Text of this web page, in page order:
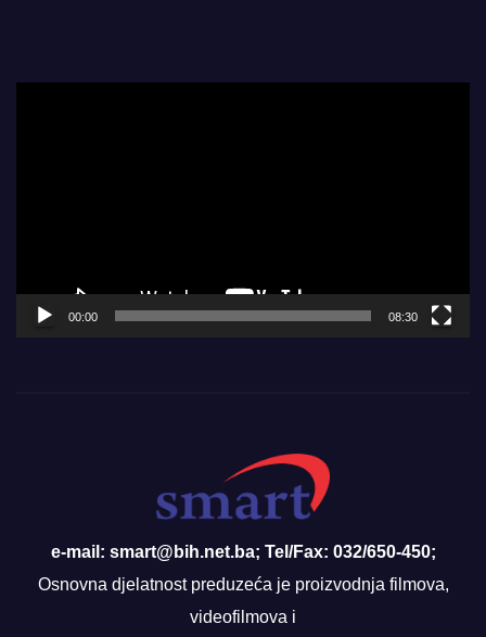
00:00 08:30
e-mail: smart@bih.net.ba; Tel/Fax: 032/650-450;
Osnovna djelatnost preduzeća je proizvodnja filmova,
videofilmova i